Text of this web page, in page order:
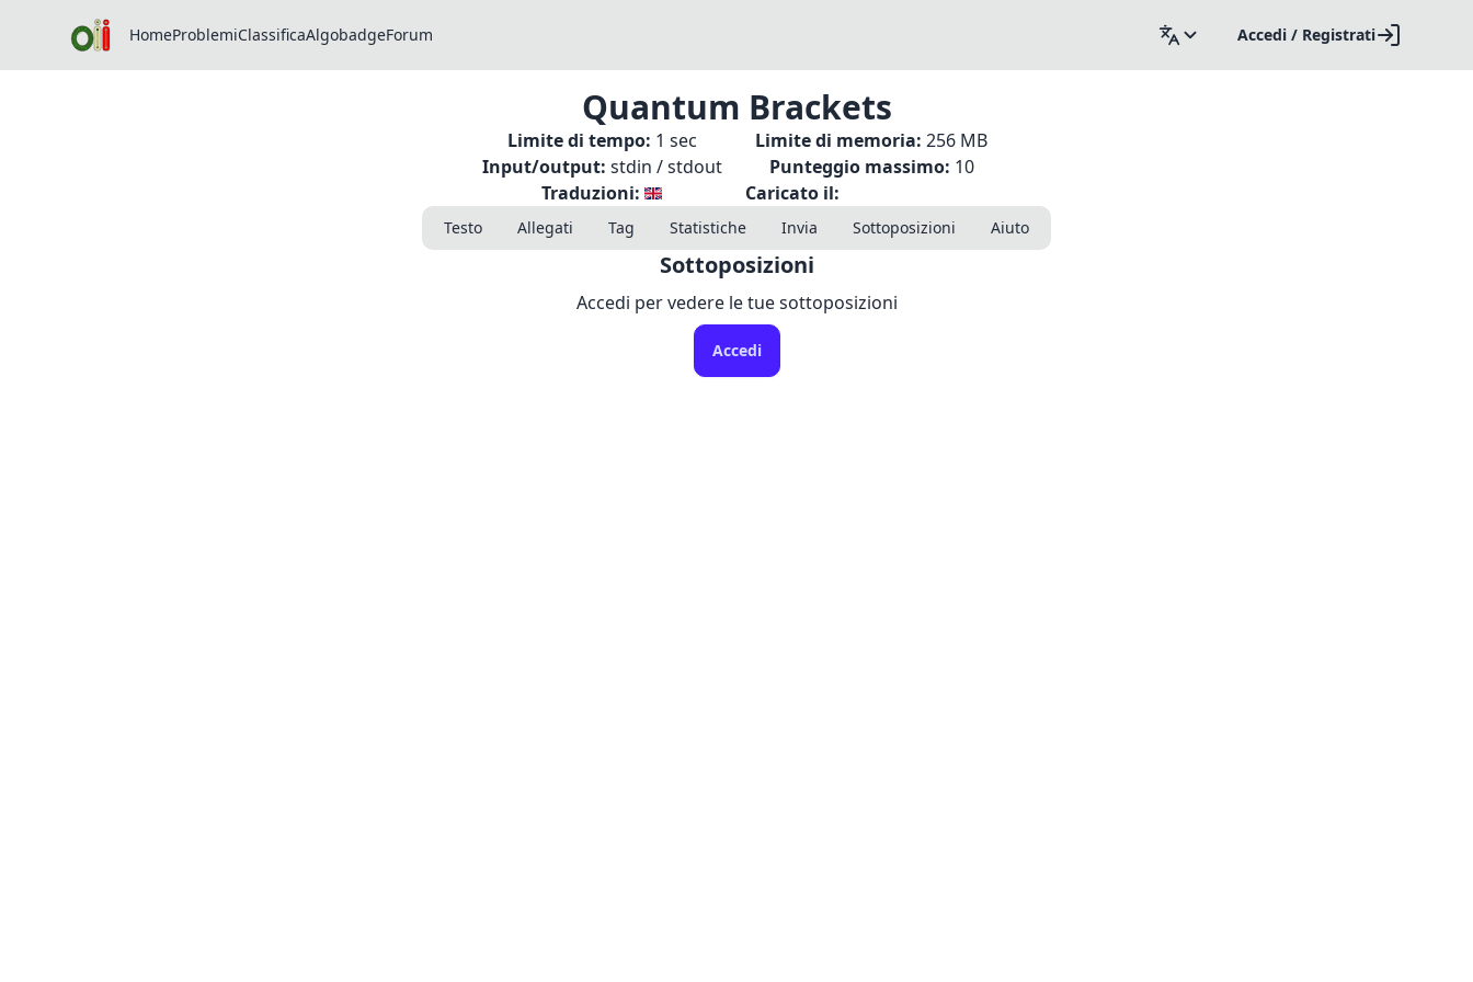
HomeProblemiClassificaAlgobadgeForum Accedi / Registrati
Quantum Brackets
Limite di tempo: 1 sec Limite di memoria: 256 MB
Input/output: stdin / stdout Punteggio massimo: 10
Traduzioni:
Caricato il:
Testo Allegati Tag Statistiche Invia Sottoposizioni Aiuto
Sottoposizioni
Accedi per vedere le tue sottoposizioni
Accedi